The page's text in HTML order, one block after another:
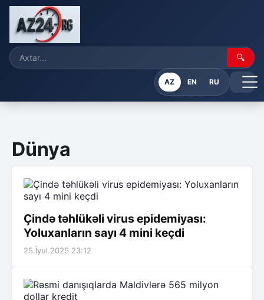
🔍
AZ EN RU
Dünya
Çində təhlükəli virus epidemiyası:
Yoluxanların sayı 4 mini keçdi
25.İyul.2025 23:12